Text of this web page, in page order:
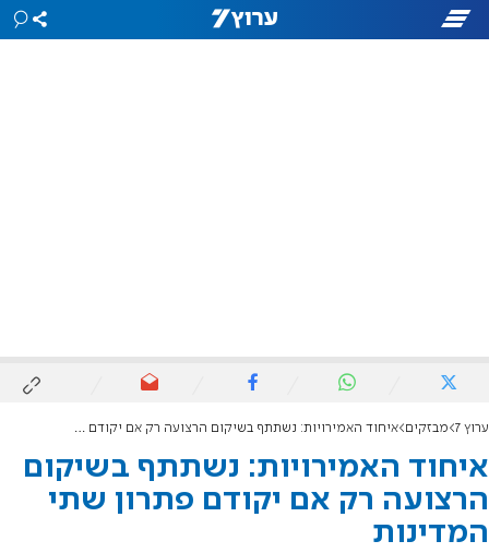
ערוץ 7 מבזקים איחוד האמירויות: נשתתף בשיקום הרצועה רק אם יקודם פתרון שתי המדינות
איחוד האמירויות: נשתתף בשיקום
הרצועה רק אם יקודם פתרון שתי
המדינות